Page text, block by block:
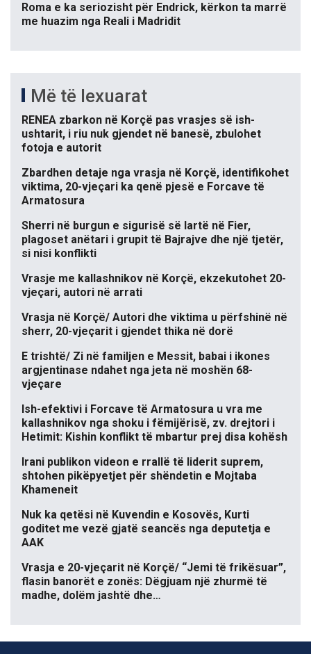
Roma e ka seriozisht për Endrick, kërkon ta marrë
me huazim nga Reali i Madridit
Më të lexuarat
RENEA zbarkon në Korçë pas vrasjes së ish-
ushtarit, i riu nuk gjendet në banesë, zbulohet
fotoja e autorit
Zbardhen detaje nga vrasja në Korçë, identifikohet
viktima, 20-vjeçari ka qenë pjesë e Forcave të
Armatosura
Sherri në burgun e sigurisë së lartë në Fier,
plagoset anëtari i grupit të Bajrajve dhe një tjetër,
si nisi konflikti
Vrasje me kallashnikov në Korçë, ekzekutohet 20-
vjeçari, autori në arrati
Vrasja në Korçë/ Autori dhe viktima u përfshinë në
sherr, 20-vjeçarit i gjendet thika në dorë
E trishtë/ Zi në familjen e Messit, babai i ikones
argjentinase ndahet nga jeta në moshën 68-
vjeçare
Ish-efektivi i Forcave të Armatosura u vra me
kallashnikov nga shoku i fëmijërisë, zv. drejtori i
Hetimit: Kishin konflikt të mbartur prej disa kohësh
Irani publikon videon e rrallë të liderit suprem,
shtohen pikëpyetjet për shëndetin e Mojtaba
Khameneit
Nuk ka qetësi në Kuvendin e Kosovës, Kurti
goditet me vezë gjatë seancës nga deputetja e
AAK
Vrasja e 20-vjeçarit në Korçë/ “Jemi të frikësuar”,
flasin banorët e zonës: Dëgjuam një zhurmë të
madhe, dolëm jashtë dhe…